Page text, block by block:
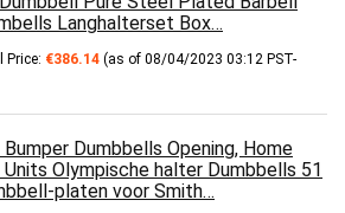
Langhalterset Box…
Price: €386.14 (as of 08/04/2023 03:12 PST-
Dumbbells Opening, Home
Olympische halter Dumbbells 51
platen voor Smith…